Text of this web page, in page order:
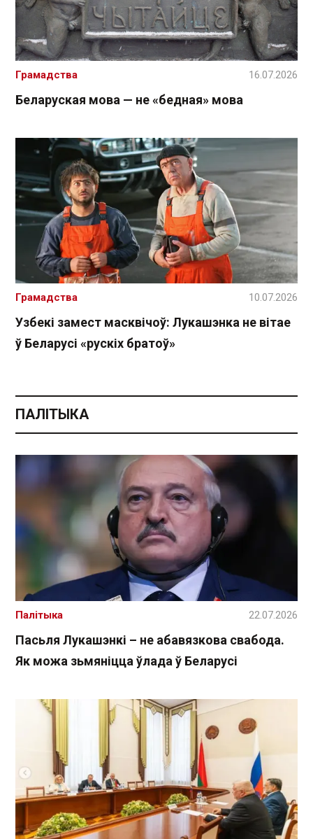
Беларуская мова — не «бедная» мова
Грамадства 16.07.2026
Узбекі замест масквічоў: Лукашэнка не вітае
ў Беларусі «рускіх братоў»
Грамадства 10.07.2026
ПАЛІТЫКА
Пасьля Лукашэнкі – не абавязкова свабода.
Як можа зьмяніцца ўлада ў Беларусі
Палітыка 22.07.2026